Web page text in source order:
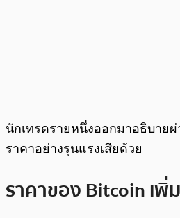
นักเทรดรายหนึ่งออกมาอธิบายผ่
ราคาอย่างรุนแรงเสียด้วย
ราคาของ Bitcoin เพิ่